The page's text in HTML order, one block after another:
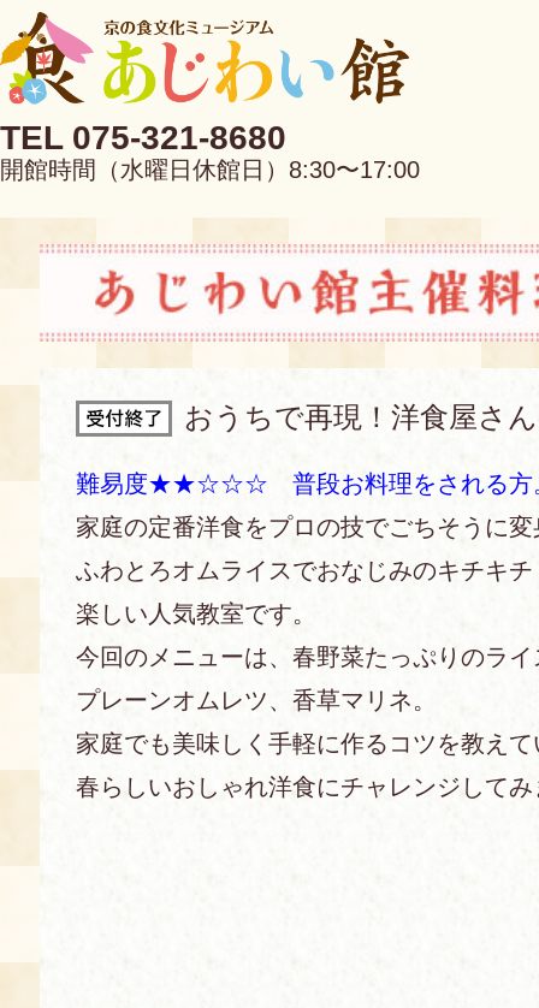
TEL 075-321-8680
開館時間（水曜日休館日）8:30〜17:00
EN 中文
当館について
あじわい館とは
京の食文化について
アクセス
料理教室
募集中の教室
展示室
おうちで再現！洋食屋さ
難易度★★☆☆☆ 普段お料理をされる方
家庭の定番洋食をプロの技でごちそうに
ふわとろオムライスでおなじみのキチキ
楽しい人気教室です。
今回のメニューは、春野菜たっぷりのラ
プレーンオムレツ、香草マリネ。
家庭でも美味しく手軽に作るコツを教え
春らしいおしゃれ洋食にチャレンジして